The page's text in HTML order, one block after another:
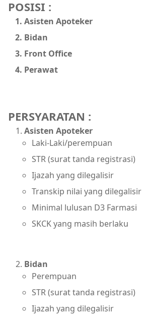
POSISI :
Asisten Apoteker
Bidan
Front Office
Perawat
PERSYARATAN :
Asisten Apoteker
Laki-Laki/perempuan
STR (surat tanda registrasi)
Ijazah yang dilegalisir
Transkip nilai yang dilegalisir
Minimal lulusan D3 Farmasi
SKCK yang masih berlaku
Bidan
Perempuan
STR (surat tanda registrasi)
Ijazah yang dilegalisir